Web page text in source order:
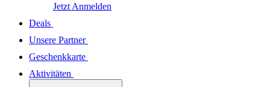
Jetzt Anmelden
Deals
Unsere Partner
Geschenkkarte
Aktivitäten